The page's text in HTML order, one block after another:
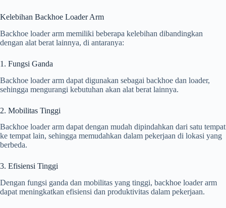
Kelebihan Backhoe Loader Arm
Backhoe loader arm memiliki beberapa kelebihan dibandingkan
dengan alat berat lainnya, di antaranya:
1. Fungsi Ganda
Backhoe loader arm dapat digunakan sebagai backhoe dan loader,
sehingga mengurangi kebutuhan akan alat berat lainnya.
2. Mobilitas Tinggi
Backhoe loader arm dapat dengan mudah dipindahkan dari satu tempat
ke tempat lain, sehingga memudahkan dalam pekerjaan di lokasi yang
berbeda.
3. Efisiensi Tinggi
Dengan fungsi ganda dan mobilitas yang tinggi, backhoe loader arm
dapat meningkatkan efisiensi dan produktivitas dalam pekerjaan.